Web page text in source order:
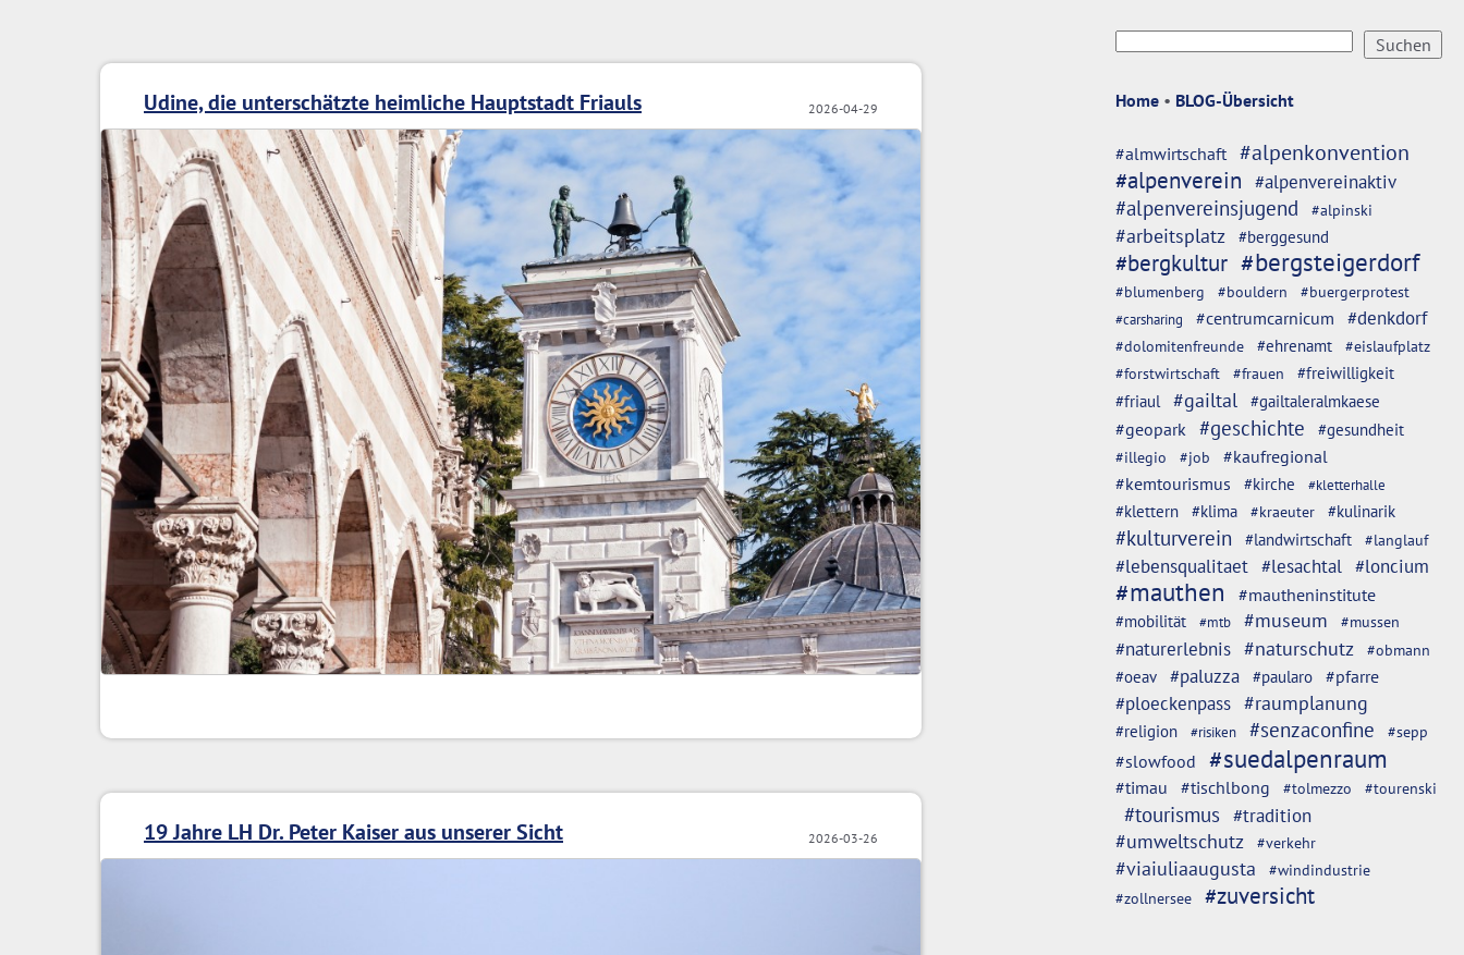
Home • BLOG-Übersicht
#almwirtschaft #alpenkonvention
#alpenverein #alpenvereinaktiv
#alpenvereinsjugend #alpinski
#arbeitsplatz #berggesund
#bergkultur #bergsteigerdorf
#blumenberg #bouldern
#buergerprotest
#carsharing
#centrumcarnicum #denkdorf
#dolomitenfreunde #ehrenamt
#eislaufplatz
#forstwirtschaft
#frauen
#freiwilligkeit
#friaul
#gailtal #gailtaleralmkaese
#geopark #geschichte #gesundheit
#illegio #job
#kaufregional
#kemtourismus
#kirche #kletterhalle
#klettern #klima #kraeuter #kulinarik
#kulturverein #landwirtschaft #langlauf
#lebensqualitaet #lesachtal #loncium
#mauthen #mautheninstitute
#mobilität #mtb #museum #mussen
#naturerlebnis #naturschutz #obmann
#oeav #paluzza #paularo #pfarre
#ploeckenpass #raumplanung
#religion #risiken #senzaconfine #sepp
#slowfood #suedalpenraum
#timau #tischlbong #tolmezzo #tourenski
#tourismus #tradition
#umweltschutz
#verkehr
#viaiuliaaugusta #windindustrie
#zollnersee #zuversicht
2026-04-29
Udine, die unterschätzte heimliche Hauptstadt Friauls
2026-03-26
19 Jahre LH Dr. Peter Kaiser aus unserer Sicht